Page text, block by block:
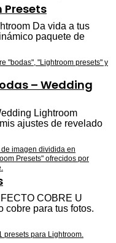
Presets
Da vida a tus
paquete de
– Wedding
Lightroom
ajustes de revelado
COBRE U
cobre para tus fotos.